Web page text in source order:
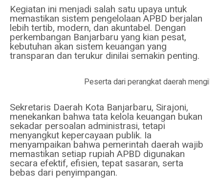
Kegiatan ini menjadi salah satu upaya untuk
memastikan sistem pengelolaan APBD berjalan
lebih tertib, modern, dan akuntabel. Dengan
perkembangan Banjarbaru yang kian pesat,
kebutuhan akan sistem keuangan yang
transparan dan terukur dinilai semakin penting.
Peserta dari perangkat daerah
Sekretaris Daerah Kota Banjarbaru, Sirajoni,
menekankan bahwa tata kelola keuangan bukan
sekadar persoalan administrasi, tetapi
menyangkut kepercayaan publik. Ia
menyampaikan bahwa pemerintah daerah wajib
memastikan setiap rupiah APBD digunakan
secara efektif, efisien, tepat sasaran, serta
bebas dari penyimpangan.